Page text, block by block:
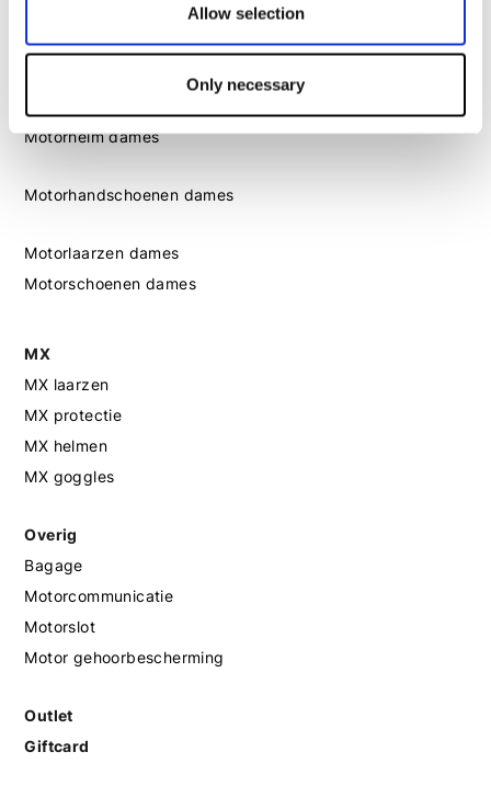
Allow selection
Only necessary
Motorjeans dames
Motor leggings dames
Motorhelm dames
Motorhandschoenen dames
Motorlaarzen dames
Motorschoenen dames
MX
MX laarzen
MX protectie
MX helmen
MX goggles
Overig
Bagage
Motorcommunicatie
Motorslot
Motor gehoorbescherming
Outlet
Giftcard